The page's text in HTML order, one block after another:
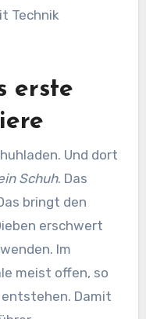
Technik
erste
Und dort
Schuh. Das
bringt den
erschwert
Im
meist offen, so
Damit